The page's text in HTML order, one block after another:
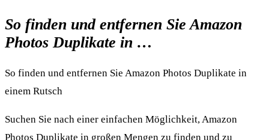
So finden und entfernen Sie Amazon
Photos Duplikate in …
So finden und entfernen Sie Amazon Photos Duplikate in
einem Rutsch
Suchen Sie nach einer einfachen Möglichkeit, Amazon
Photos Duplikate in großen Mengen zu finden und zu